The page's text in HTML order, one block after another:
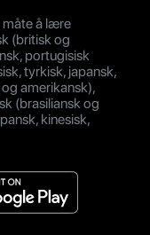
måte å lære
(britisk og
portugisisk
tyrkisk, japansk,
amerikansk),
(brasiliansk og
kinesisk,